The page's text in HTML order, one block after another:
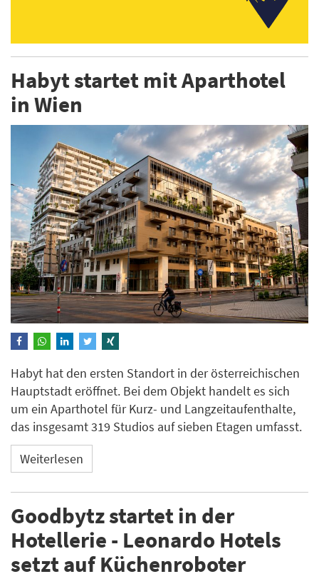
Habyt startet mit Aparthotel
in Wien
Habyt hat den ersten Standort in der österreichischen
Hauptstadt eröffnet. Bei dem Objekt handelt es sich
um ein Aparthotel für Kurz- und Langzeitaufenthalte,
das insgesamt 319 Studios auf sieben Etagen umfasst.
Weiterlesen
Goodbytz startet in der
Hotellerie - Leonardo Hotels
setzt auf Küchenroboter